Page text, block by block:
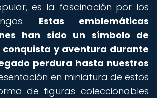
es la fascinación por los
Estas emblemáticas
han sido un símbolo de
conquista y aventura durante
perdura hasta nuestros
en miniatura de estos
de figuras coleccionables